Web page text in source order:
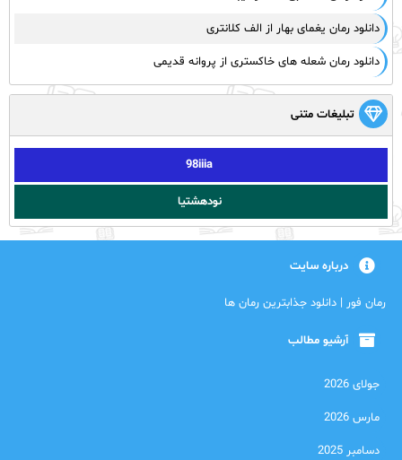
دانلود رمان یغمای بهار از الف کلانتری
دانلود رمان شعله های خاکستری از پروانه قدیمی
تبلیغات متنی
98iiia
نودهشتیا
درباره سایت
رمان فور | دانلود جذابترین رمان ها
آرشیو مطالب
جولای 2026
مارس 2026
دسامبر 2025